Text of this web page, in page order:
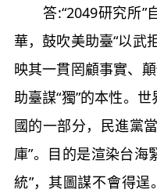
答:“2049研究所”
華，鼓吹美助臺“以武
映其一貫罔顧事實、顛
助臺謀“獨”的本性。
國的一部分，民進黨
庫”。目的是渲染台海
統”，其圖謀不會得逞